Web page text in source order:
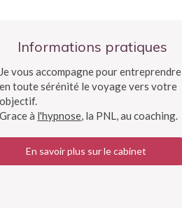
Informations pratiques
Je vous accompagne pour entreprendre
en toute sérénité le voyage vers votre
objectif.
Grace à l'hypnose, la PNL, au coaching.
En savoir plus sur le cabinet